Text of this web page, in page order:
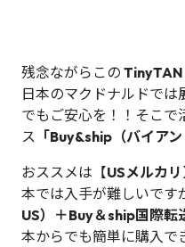
残念ながらこの
日本のマクドナルドでは
でもご安心を！！そこで
ス 「Buy&ship（バイアン
おススメは【USメルカリ
本では入手が難しいです
US）＋Buy＆ship国際転
本からでも簡単に購入で